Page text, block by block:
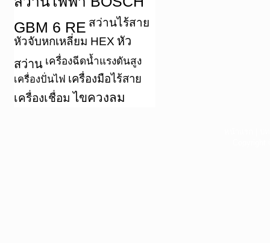
GBM 6 RE สว่านไร้สาย
หัวจับหกเหลี่ยม HEX หัว
สว่าน เครื่องฉีดน้ำแรงดันสูง
เครื่องปั่นไฟ เครื่องมือไร้สาย
เครื่องเชื่อม ไขควงลม